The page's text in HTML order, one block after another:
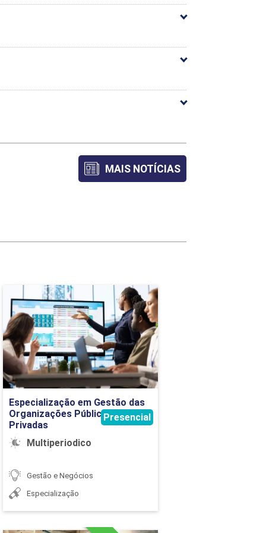
Horária
36
36
36
36
MAIS NOTÍCIAS
Especialização em Gestão das
Organizações Públicas e
Privadas
Multiperiodico
Presencial
Gestão e Negócios
Especialização
Especialização em Gestão
das Organizações Públicas
e Privadas
Detalhes do curso